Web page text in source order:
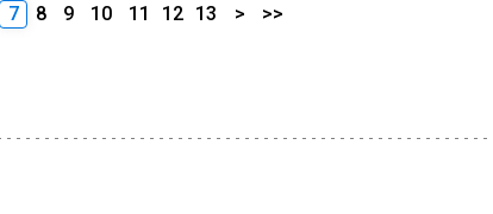
7 8 9 10 11 12 13 > >>